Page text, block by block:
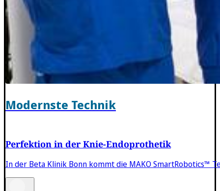
Modernste Technik
Perfektion in der Knie-Endoprothetik
In der Beta Klinik Bonn kommt die MAKO SmartRobotics™